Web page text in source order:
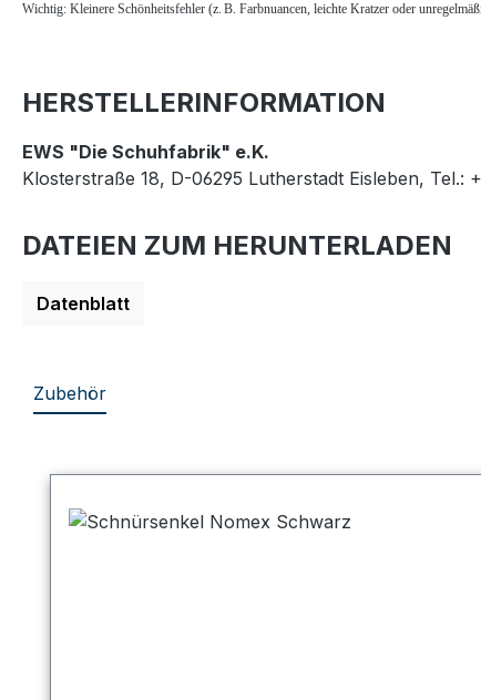
Wichtig: Kleinere Schönheitsfehler (z. B. Farbnuancen, leichte Kratzer oder
HERSTELLERINFORMATION
EWS "Die Schuhfabrik" e.K.
Klosterstraße 18, D-06295 Lutherstadt Eisleben,
DATEIEN ZUM HERUNTERLADEN
Datenblatt
Zubehör